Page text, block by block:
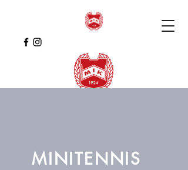
MINITENNIS